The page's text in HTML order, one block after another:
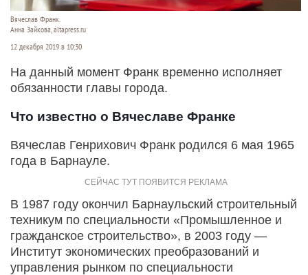
Вячеслав Франк.
Анна Зайкова, altapress.ru
12 декабря 2019 в 10:30
На данный момент Франк временно исполняет
обязанности главы города.
Что известно о Вячеславе Франке
Вячеслав Генрихович Франк родился 6 мая 1965
года в Барнауле.
В 1987 году окончил Барнаульский строительный
техникум по специальности «Промышленное и
гражданское строительство», в 2003 году —
Институт экономических преобразований и
управления рынком по специальности